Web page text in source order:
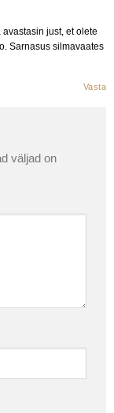
just, et olete
Sarnasus silmavaates
Vasta
väljad on